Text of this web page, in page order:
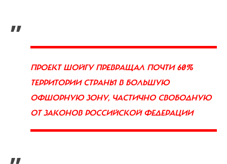
„
ПРОЕКТ ШОЙГУ ПРЕВРАЩАЛ ПОЧТИ 60%
ТЕРРИТОРИИ СТРАНЫ В БОЛЬШУЮ
ОФШОРНУЮ ЗОНУ, ЧАСТИЧНО СВОБОДНУЮ
ОТ ЗАКОНОВ РОССИЙСКОЙ ФЕДЕРАЦИИ